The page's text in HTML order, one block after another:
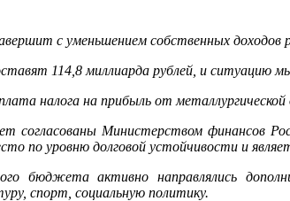
с уменьшением собственных
114,8 миллиарда рублей, и ситуацию
налога на прибыль от
согласованы Министерством финансов
по уровню долговой устойчивости и
бюджета активно направлялись
спорт, социальную политику.